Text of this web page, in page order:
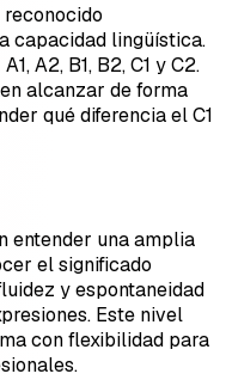
reconocido
capacidad lingüística.
A2, B1, B2, C1 y C2.
alcanzar de forma
qué diferencia el C1
entender una amplia
el significado
y espontaneidad
Este nivel
con flexibilidad para